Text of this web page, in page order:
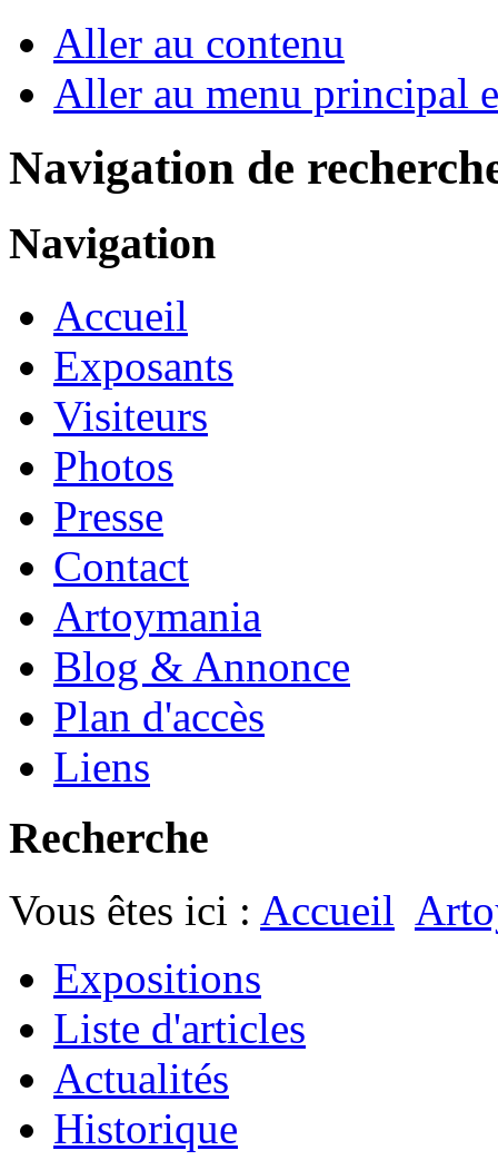
Aller au contenu
Aller au menu principal
Navigation de
Navigation
Accueil
Exposants
Visiteurs
Photos
Presse
Contact
Artoymania
Blog & Annonce
Plan d'accès
Liens
Recherche
Vous êtes ici : Accueil
Expositions
Liste d'articles
Actualités
Historique